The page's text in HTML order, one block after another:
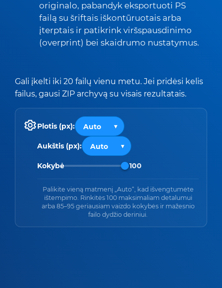
originalo, pabandyk eksportuoti PS
failą su šriftais iškontūruotais arba
įterptais ir patikrink viršspausdinimo
(overprint) bei skaidrumo nustatymus.
Gali įkelti iki 20 failų vienu metu. Jei pridėsi kelis
failus, gausi ZIP archyvą su visais rezultatais.
Plotis (px):
Aukštis (px):
Kokybė 100
Palikite vieną matmenį „Auto“, kad išvengtumėte
ištempimo. Rinkitės 100 maksimaliam detalumui
arba 85–95 geriausiam vaizdo kokybės ir mažesnio
failo dydžio deriniui.